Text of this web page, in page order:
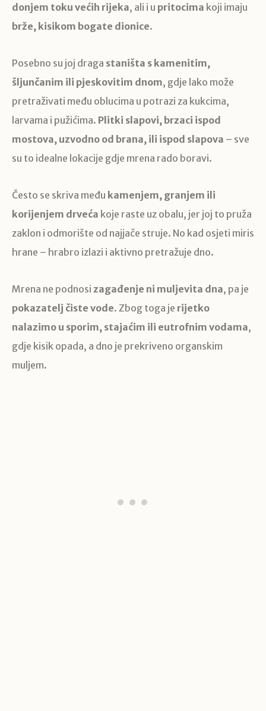
donjem toku većih rijeka, ali i u pritocima koji imaju
brže, kisikom bogate dionice.
Posebno su joj draga staništa s kamenitim,
šljunčanim ili pjeskovitim dnom, gdje lako može
pretraživati među oblucima u potrazi za kukcima,
larvama i pužićima. Plitki slapovi, brzaci ispod
mostova, uzvodno od brana, ili ispod slapova – sve
su to idealne lokacije gdje mrena rado boravi.
Često se skriva među kamenjem, granjem ili
korijenjem drveća koje raste uz obalu, jer joj to pruža
zaklon i odmorište od najjače struje. No kad osjeti miris
hrane – hrabro izlazi i aktivno pretražuje dno.
Mrena ne podnosi zagađenje ni muljevita dna, pa je
pokazatelj čiste vode. Zbog toga je rijetko
nalazimo u sporim, stajaćim ili eutrofnim vodama,
gdje kisik opada, a dno je prekriveno organskim
muljem.